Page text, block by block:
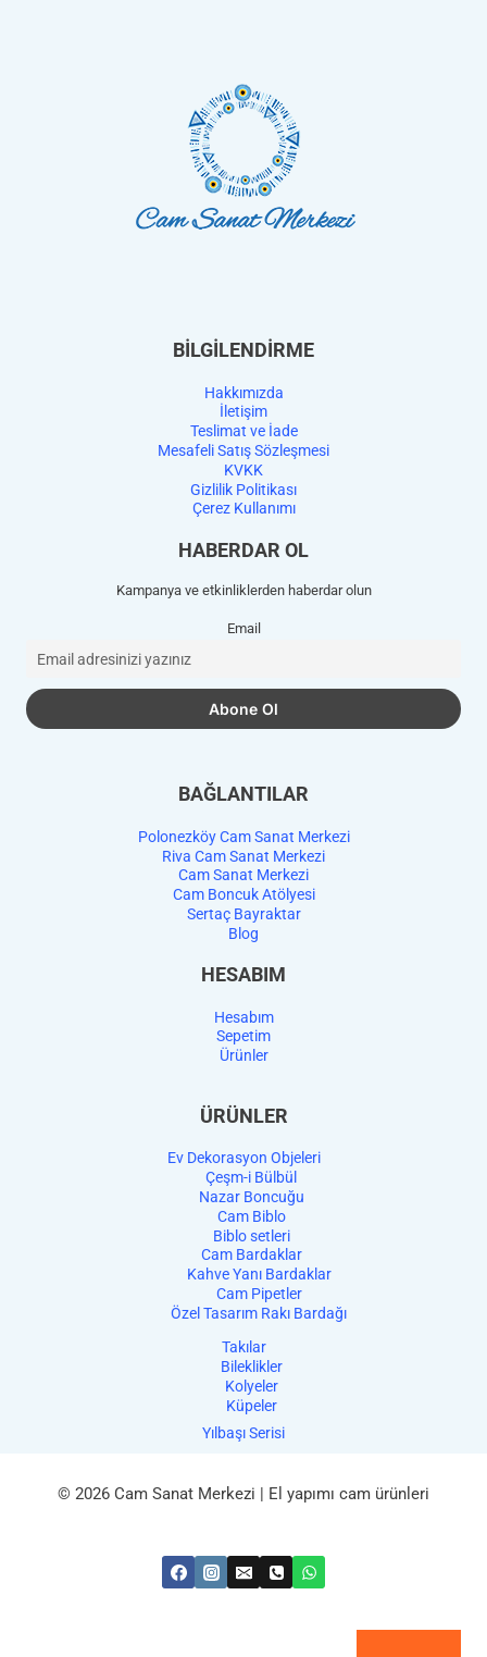
BİLGİLENDİRME
Hakkımızda
İletişim
Teslimat ve İade
Mesafeli Satış Sözleşmesi
KVKK
Gizlilik Politikası
Çerez Kullanımı
HABERDAR OL
Kampanya ve etkinliklerden haberdar olun
Email
BAĞLANTILAR
Polonezköy Cam Sanat Merkezi
Riva Cam Sanat Merkezi
Cam Sanat Merkezi
Cam Boncuk Atölyesi
Sertaç Bayraktar
Blog
HESABIM
Hesabım
Sepetim
Ürünler
ÜRÜNLER
Ev Dekorasyon Objeleri
Çeşm-i Bülbül
Nazar Boncuğu
Cam Biblo
Biblo setleri
Cam Bardaklar
Kahve Yanı Bardaklar
Cam Pipetler
Özel Tasarım Rakı Bardağı
Takılar
Bileklikler
Kolyeler
Küpeler
Yılbaşı Serisi
© 2026 Cam Sanat Merkezi | El yapımı cam ürünleri